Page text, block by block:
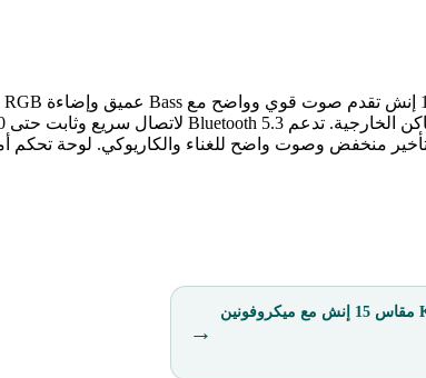
سماعة حفلات محمولة KBroad KTS-217 مقاس 15 إنش مع ميكروفونين
→